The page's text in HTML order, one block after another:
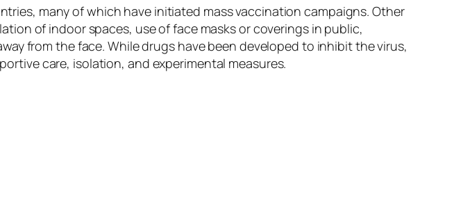
many of which have initiated mass vaccination campaigns. Other
of indoor spaces, use of face masks or coverings in public,
from the face. While drugs have been developed to inhibit the virus,
care, isolation, and experimental measures.